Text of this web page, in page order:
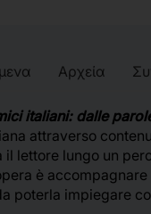
Αρχεία
italiani: dalle
attraverso
il lettore lungo un
è
poterla impiegare